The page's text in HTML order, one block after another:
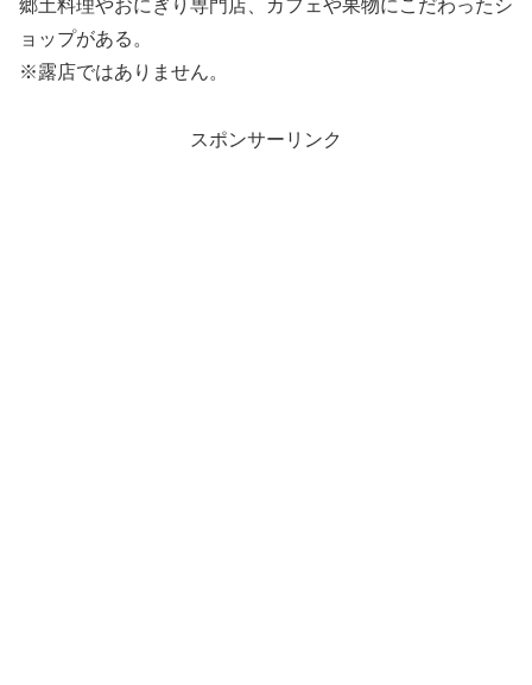
郷土料理やおにぎり専門店、カフェや果物にこだわったシ
ョップがある。
※露店ではありません。
スポンサーリンク